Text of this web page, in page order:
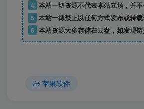
齐商银行手机银行ios版是专门为
询、转账汇款、理财产品购买、
4 本站一切资源不代表本站立场，并
5 本站一律禁止以任何方式发布或转
6 本站资源大多存储在云盘，如发现
苹果软件